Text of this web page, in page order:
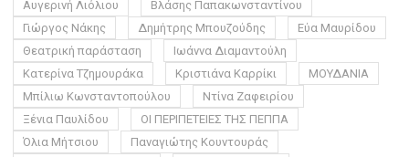
Αυγερινή Λιόλιου
Βλάσης Παπακωνσταντίνου
Γιώργος Νάκης
Δημήτρης Μπουζούδης
Εύα Μαυρίδου
Θεατρική παράσταση
Ιωάννα Διαμαντούλη
Κατερίνα Τζημουράκα
Κριστιάνα Καρρίκι
ΜΟΥΔΑΝΙΑ
Μπίλιω Κωνσταντοπούλου
Ντίνα Ζαφειρίου
Ξένια Παυλίδου
ΟΙ ΠΕΡΙΠΕΤΕΙΕΣ ΤΗΣ ΠΕΠΠΑ
Όλια Μήτσιου
Παναγιώτης Κουντουράς